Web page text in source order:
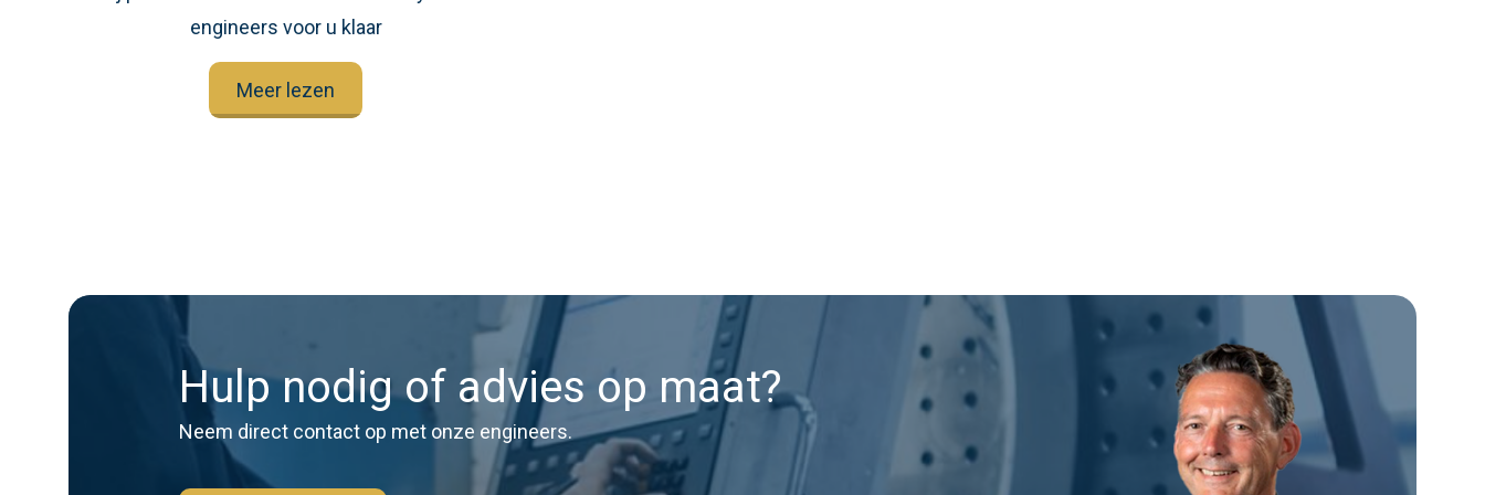
engineers voor u klaar
Meer lezen
Hulp nodig of advies op maat?
Neem direct contact op met onze engineers.